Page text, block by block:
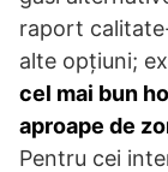
raport
alte opțiuni;
cel mai bun
aproape de
Pentru cei